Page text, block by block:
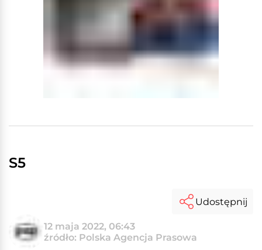
S5
12 maja 2022, 06:43
źródło: Polska Agencja Prasowa
Udostępnij